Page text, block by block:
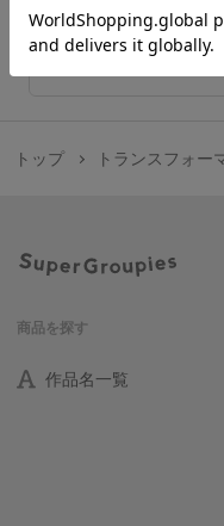
在庫販売のご案内
トップ トランスフォー
商品を探す
作品名一覧